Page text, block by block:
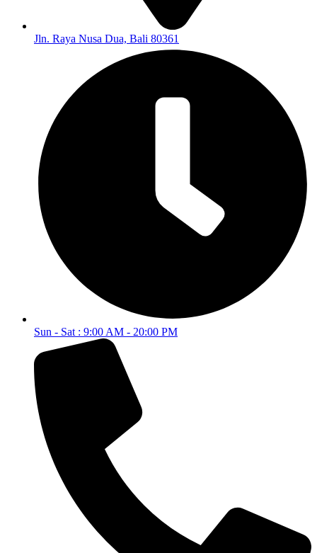
Jln. Raya Nusa Dua, Bali 80361
Sun - Sat : 9:00 AM - 20:00 PM